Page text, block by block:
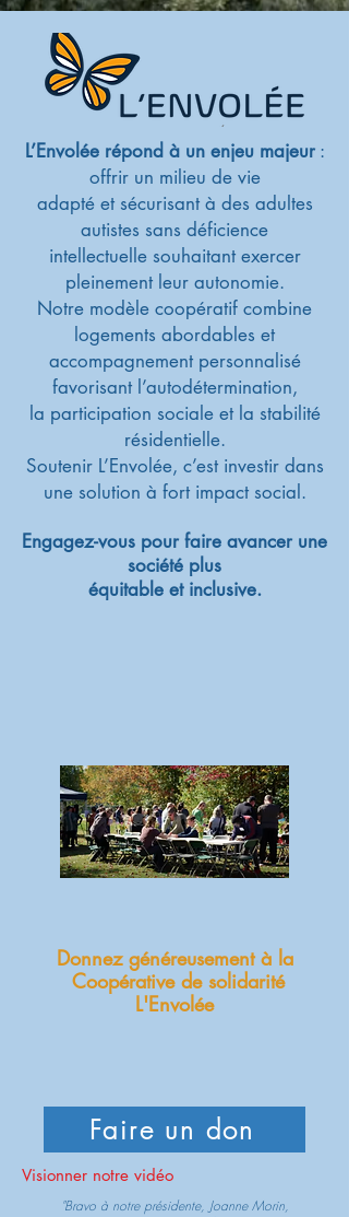
​L’Envolée répond à un enjeu majeur:
offrir un milieu de vie
adapté et sécurisant à des adultes
autistes sans déficience
intellectuelle souhaitant exercer
pleinement leur autonomie.
Notre modèle coopératif combine
logements abordables et
accompagnement personnalisé
favorisant l’autodétermination,
la participation sociale et la stabilité
résidentielle.
Soutenir L’Envolée, c’est investir dans
une solution à fort impact social.
Engagez-vous pour faire avancer une
société plus
équitable et inclusive.
Donnez généreusement à la
Coopérative de solidarité
L'Envolée
Faire un don
Visionner notre vidéo
"Bravo à notre présidente, Joanne Morin,